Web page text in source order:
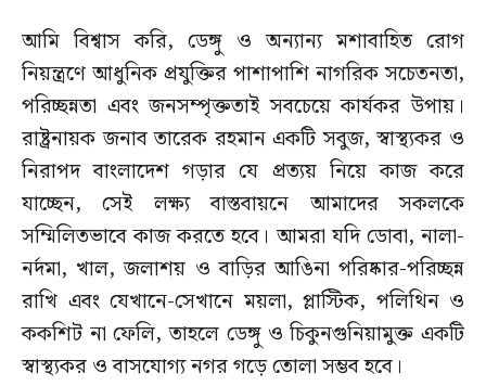
আমি বিশ্বাস করি, ডেঙ্গু ও অন্যান্য মশাবাহিত রোগ
নিয়ন্ত্রণে আধুনিক প্রযুক্তির পাশাপাশি নাগরিক সচেতনতা,
পরিচ্ছন্নতা এবং জনসম্পৃক্ততাই সবচেয়ে কার্যকর উপায়।
রাষ্ট্রনায়ক জনাব তারেক রহমান একটি সবুজ, স্বাস্থ্যকর ও
নিরাপদ বাংলাদেশ গড়ার যে প্রত্যয় নিয়ে কাজ করে
যাচ্ছেন, সেই লক্ষ্য বাস্তবায়নে আমাদের সকলকে
সম্মিলিতভাবে কাজ করতে হবে। আমরা যদি ডোবা, নালা-
নর্দমা, খাল, জলাশয় ও বাড়ির আঙিনা পরিষ্কার-পরিচ্ছন্ন
রাখি এবং যেখানে-সেখানে ময়লা, প্লাস্টিক, পলিথিন ও
ককশিট না ফেলি, তাহলে ডেঙ্গু ও চিকুনগুনিয়ামুক্ত একটি
স্বাস্থ্যকর ও বাসযোগ্য নগর গড়ে তোলা সম্ভব হবে।